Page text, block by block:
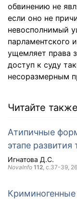
обвинению не
если оно не
невосполнимый
парламентского
ущемляет права
доступ к суду
несоразмерным
Читайте также
Атипичные
этапе развития
Игнатова Д.С.
NovaInfo 112, с.37-39,